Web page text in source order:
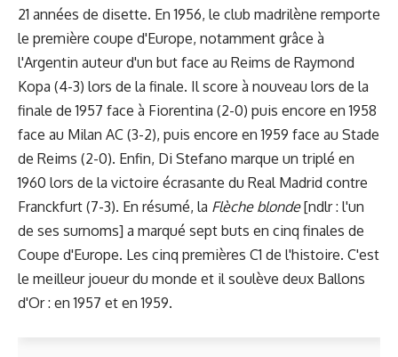
21 années de disette. En 1956, le club madrilène remporte
le première coupe d'Europe, notamment grâce à
l'Argentin auteur d'un but face au Reims de Raymond
Kopa (4-3) lors de la finale. Il score à nouveau lors de la
finale de 1957 face à Fiorentina (2-0) puis encore en 1958
face au Milan AC (3-2), puis encore en 1959 face au Stade
de Reims (2-0). Enfin, Di Stefano marque un triplé en
1960 lors de la victoire écrasante du Real Madrid contre
Franckfurt (7-3). En résumé, la Flèche blonde[ndlr : l'un
de ses surnoms] a marqué sept buts en cinq finales de
Coupe d'Europe. Les cinq premières C1 de l'histoire. C'est
le meilleur joueur du monde et il soulève deux Ballons
d'Or : en 1957 et en 1959.